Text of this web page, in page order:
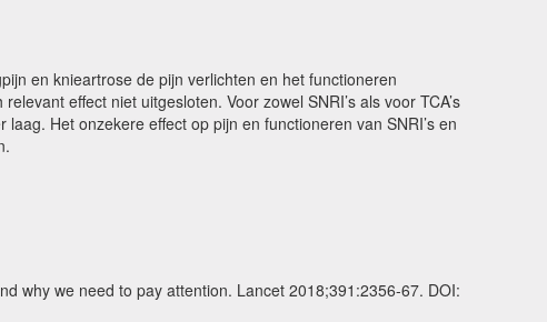
en knieartrose de pijn verlichten en het functioneren
effect niet uitgesloten. Voor zowel SNRI’s als voor TCA’s
Het onzekere effect op pijn en functioneren van SNRI’s en
why we need to pay attention. Lancet 2018;391:2356-67. DOI: